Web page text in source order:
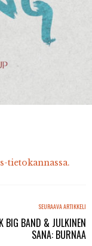
tietokannassa.
SEURAAVA ARTIKKELI
BIG BAND & JULKINEN
SANA: BURNAA